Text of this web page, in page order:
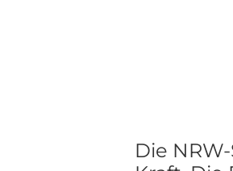
Die